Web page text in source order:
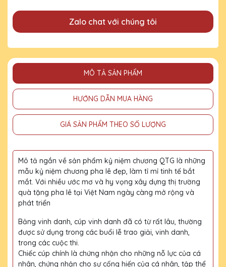
Zalo chat với chúng tôi
MÔ TẢ SẢN PHẨM
HƯỚNG DẪN MUA HÀNG
GIÁ SẢN PHẨM THEO SỐ LƯỢNG
Mô tả ngắn về sản phẩm kỷ niệm chương QTG là những
mẫu kỷ niệm chương pha lê đẹp, làm tỉ mỉ tinh tế bắt
mắt. Với nhiều ước mơ và hy vọng xây dựng thị trường
quà tặng pha lê tại Việt Nam ngày càng mở rộng và
phát triển
Bảng vinh danh, cúp vinh danh đã có từ rất lâu, thường
được sử dụng trong các buổi lễ trao giải, vinh danh,
trong các cuộc thi.
Chiếc cúp chính là chứng nhận cho những nỗ lực của cá
nhân, chứng nhận cho sự cống hiến của cá nhân, tập thể